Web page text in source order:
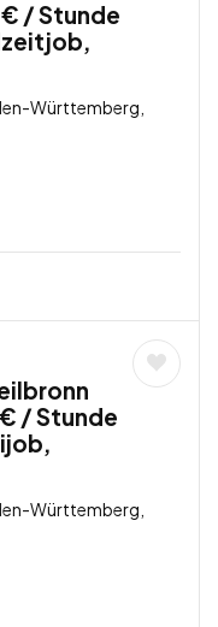
/ Stunde
Württemberg,
/ Stunde
Württemberg,